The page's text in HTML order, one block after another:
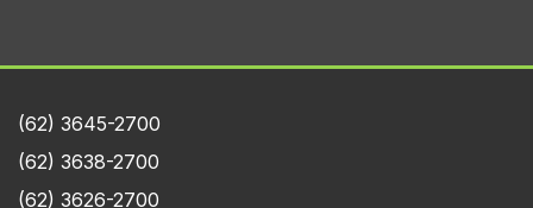
(62) 3645-2700
(62) 3638-2700
(62) 3626-2700